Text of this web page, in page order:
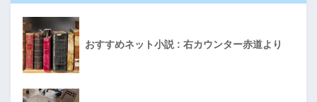
おすすめネット小説 : 右カウンター赤道より